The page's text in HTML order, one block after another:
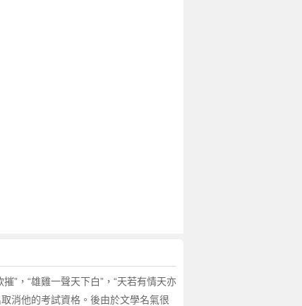
”，“雄雞一聲天下白”，“天若有情天亦
消他的考試資格。後由於文學名氣很